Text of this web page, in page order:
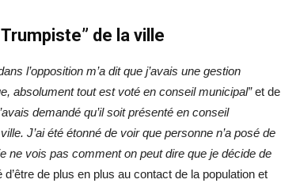
de la ville
l’opposition m’a dit que j’avais une gestion
absolument tout est voté en conseil municipal”et de
demandé qu’il soit présenté en conseil
J’ai été étonné de voir que personne n’a posé de
ne vois pas comment on peut dire que je décide de
de plus en plus au contact de la population et